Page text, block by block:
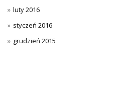
luty 2016
styczeń 2016
grudzień 2015